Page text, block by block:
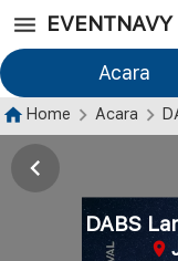
EVENTNAVY
Acara
Home Acara
DABS